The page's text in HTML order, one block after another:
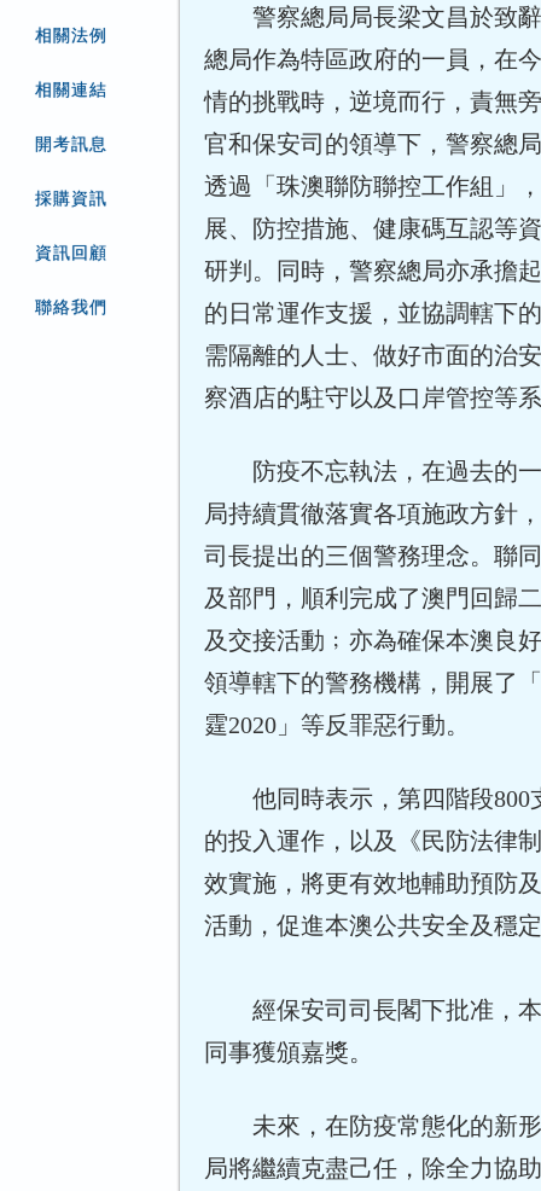
相關法例
相關連結
開考訊息
採購資訊
資訊回顧
聯絡我們
警察總局局長梁文昌於致
總局作為特區政府的一員，在
情的挑戰時，逆境而行，責無
官和保安司的領導下，警察總
透過「珠澳聯防聯控工作組」
展、防控措施、健康碼互認等
研判。同時，警察總局亦承擔
的日常運作支援，並協調轄下
需隔離的人士、做好市面的治
察酒店的駐守以及口岸管控等
防疫不忘執法，在過去的
局持續貫徹落實各項施政方針
司長提出的三個警務理念。聯
及部門，順利完成了澳門回歸
及交接活動﹔亦為確保本澳良
領導轄下的警務機構，開展了
霆2020」等反罪惡行動。
他同時表示，第四階段800
的投入運作，以及《民防法律
效實施，將更有效地輔助預防
活動，促進本澳公共安全及穩
經保安司司長閣下批准，
同事獲頒嘉獎。
未來，在防疫常態化的新
局將繼續克盡己任，除全力協